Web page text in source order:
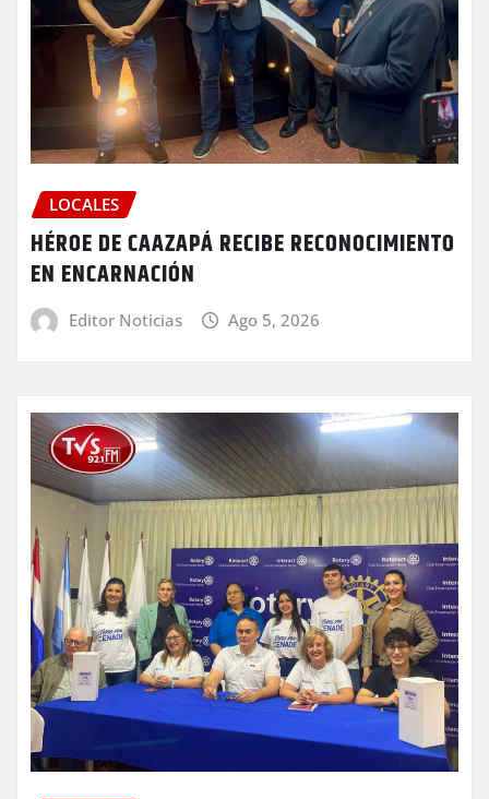
LOCALES
HÉROE DE CAAZAPÁ RECIBE RECONOCIMIENTO
EN ENCARNACIÓN
Editor Noticias Ago 5, 2026